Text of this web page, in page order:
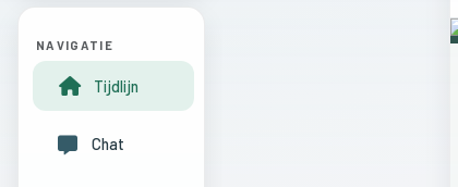
NAVIGATIE
Tijdlijn
Chat